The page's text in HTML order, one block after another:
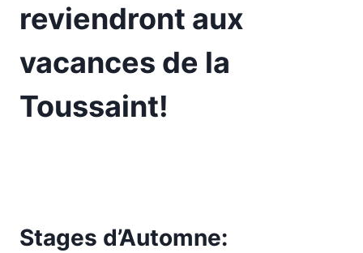
reviendront aux
vacances de la
Toussaint!
Stages d’Automne: